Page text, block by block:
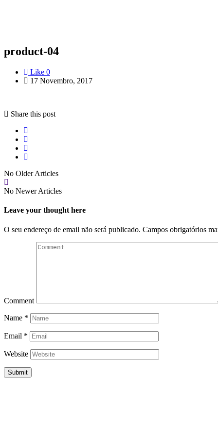
product-04
Like 0
17 Novembro, 2017
Share this post
No Older Articles
No Newer Articles
Leave your thought here
O seu endereço de email não será publicado. Campos obrigatórios
Comment
Name *
Email *
Website